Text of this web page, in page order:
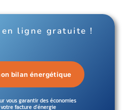
ligne gratuite !
bilan énergétique
vous garantir des économies
facture d'énergie